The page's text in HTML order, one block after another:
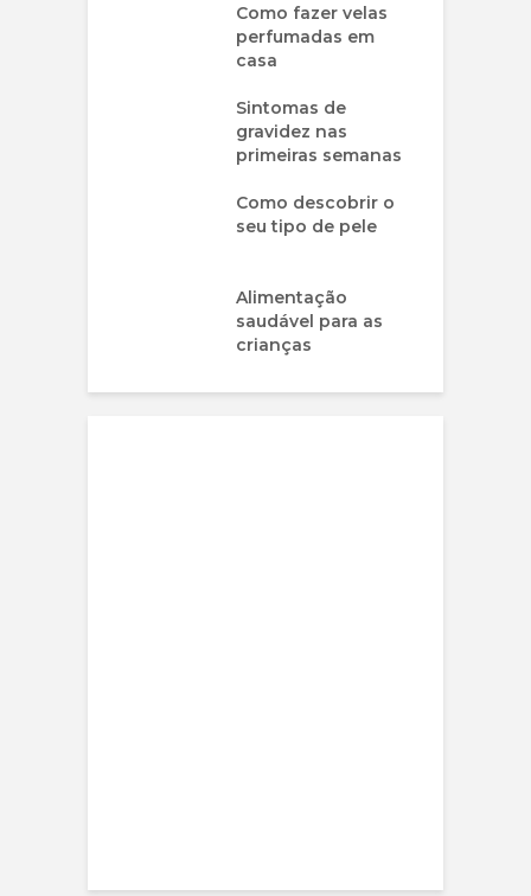
Como fazer velas
perfumadas em
casa
Sintomas de
gravidez nas
primeiras semanas
Como descobrir o
seu tipo de pele
Alimentação
saudável para as
crianças